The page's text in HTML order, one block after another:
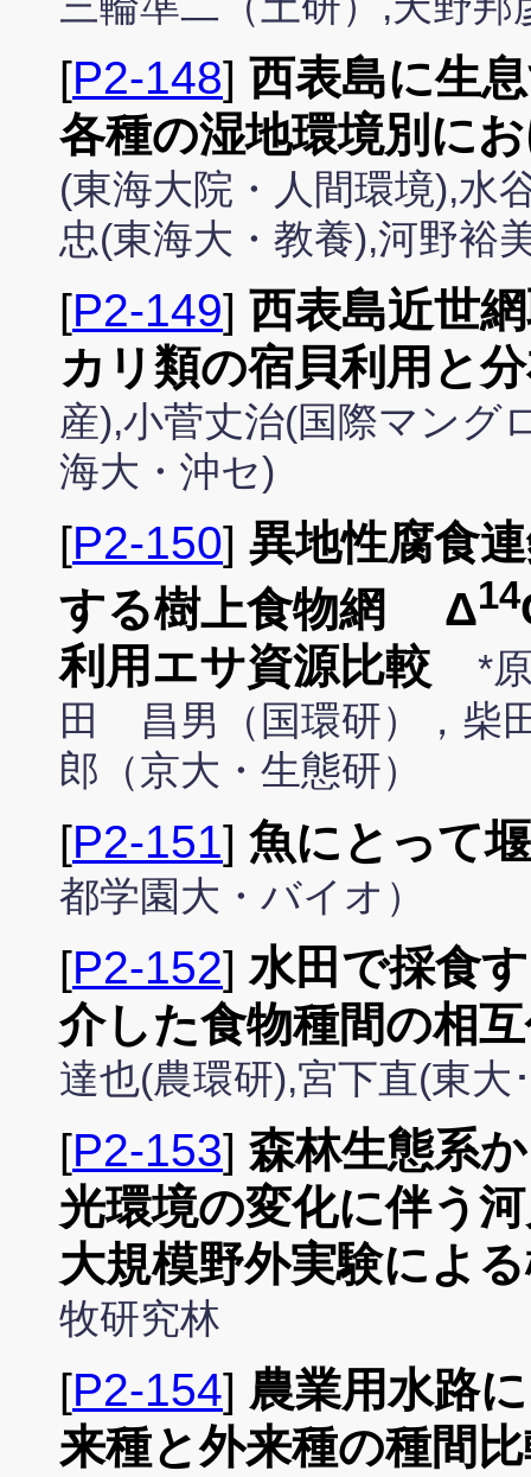
[P2-148] 西表島に生
各種の湿地環境別に
(東海大院・人間環境),水
忠(東海大・教養),河野裕
[P2-149] 西表島近世
カリ類の宿貝利用と
産),小菅丈治(国際マング
海大・沖セ)
[P2-150] 異地性腐食
する樹上食物網 Δ14
利用エサ資源比較
*
田 昌男（国環研），
郎（京大・生態研）
[P2-151] 魚にとって
都学園大・バイオ）
[P2-152]水田で採食
介した食物種間の相
達也(農環研),宮下直(東大
[P2-153] 森林生態系
光環境の変化に伴う
大規模野外実験によ
牧研究林
[P2-154] 農業用水路
来種と外来種の種間